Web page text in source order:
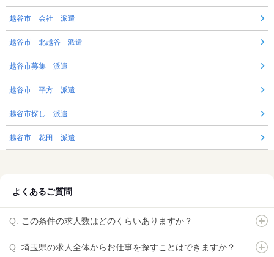
越谷市 会社 派遣
越谷市 北越谷 派遣
越谷市募集 派遣
越谷市 平方 派遣
越谷市探し 派遣
越谷市 花田 派遣
よくあるご質問
この条件の求人数はどのくらいありますか？
埼玉県の求人全体からお仕事を探すことはできますか？